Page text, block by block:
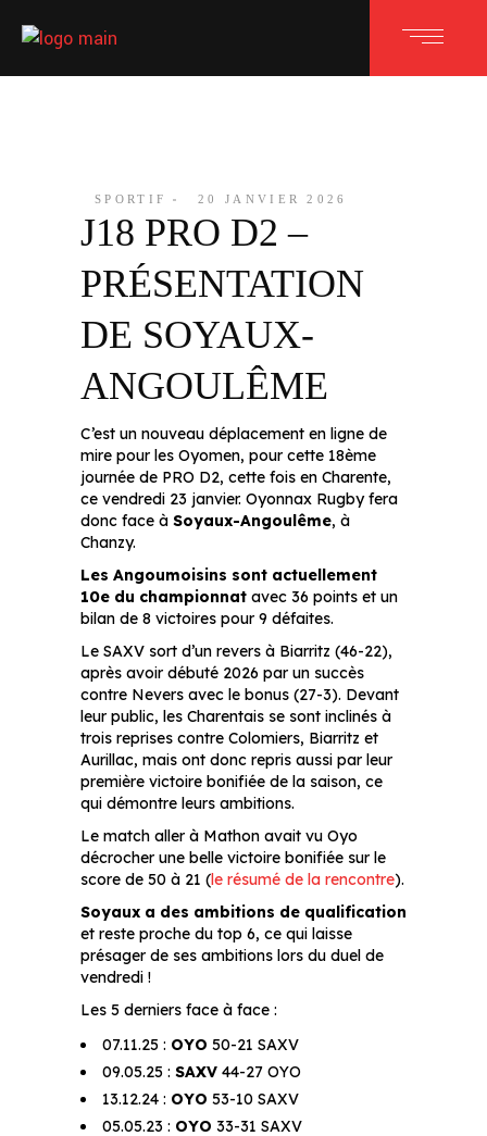
SPORTIF 20 JANVIER 2026
J18 PRO D2 –
PRÉSENTATION
DE SOYAUX-
ANGOULÊME
C’est un nouveau déplacement en ligne de
mire pour les Oyomen, pour cette 18ème
journée de PRO D2, cette fois en Charente,
ce vendredi 23 janvier. Oyonnax Rugby fera
donc face à Soyaux-Angoulême, à
Chanzy.
Les Angoumoisins sont actuellement
10e du championnat avec 36 points et un
bilan de 8 victoires pour 9 défaites.
Le SAXV sort d’un revers à Biarritz (46-22),
après avoir débuté 2026 par un succès
contre Nevers avec le bonus (27-3). Devant
leur public, les Charentais se sont inclinés à
trois reprises contre Colomiers, Biarritz et
Aurillac, mais ont donc repris aussi par leur
première victoire bonifiée de la saison, ce
qui démontre leurs ambitions.
Le match aller à Mathon avait vu Oyo
décrocher une belle victoire bonifiée sur le
score de 50 à 21 (le résumé de la rencontre).
Soyaux a des ambitions de qualification
et reste proche du top 6, ce qui laisse
présager de ses ambitions lors du duel de
vendredi !
Les 5 derniers face à face :
07.11.25 : OYO 50-21 SAXV
09.05.25 : SAXV 44-27 OYO
13.12.24 : OYO 53-10 SAXV
05.05.23 : OYO 33-31 SAXV